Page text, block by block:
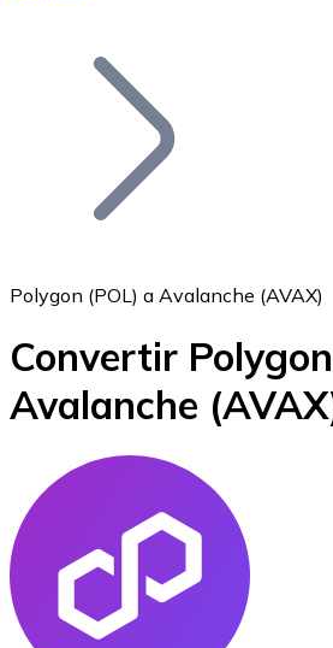
Añade tu proyecto a nuestro
Bitcoin
BTC
Polygon (POL) a Avalanche (AVAX)
Convertir Polygon
Avalanche